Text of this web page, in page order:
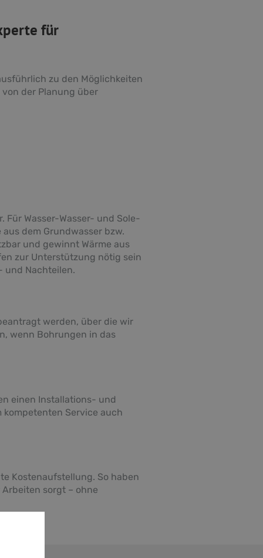
für
zu den Möglichkeiten
der Planung über
Für Wasser-Wasser- und Sole-
dem Grundwasser bzw.
und gewinnt Wärme aus
zur Unterstützung nötig sein
und Nachteilen.
werden, über die wir
wenn Bohrungen in das
einen Installations- und
kompetenten Service auch
Kostenaufstellung. So haben
sorgt – ohne